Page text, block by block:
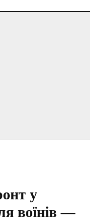
у
воїнів —